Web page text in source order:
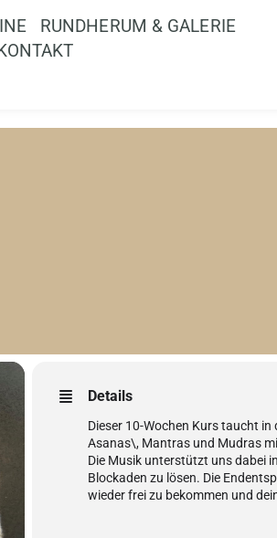
RUNDHERUM & GALERIE
Details
Dieser 10-Wochen Kurs taucht in
Asanas\, Mantras und Mudras
Die Musik unterstützt uns dabei
Blockaden zu lösen. Die
wieder frei zu bekommen und